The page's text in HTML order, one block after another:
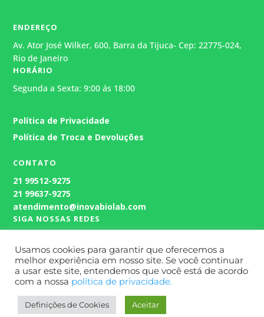
ENDEREÇO
Av. Ator José Wilker, 600, Barra da Tijuca- Cep: 22775-024,
Rio de Janeiro
HORÁRIO
Segunda a Sexta: 9:00 ás 18:00
Política de Privacidade
Política de Troca e Devoluções
CONTATO
21 99512-9275
21 99637-9275
atendimento@inovabiolab.com
SIGA NOSSAS REDES
Geralmente responde em alguns
Site Desenvolvido porWert Comunicação.
Usamos cookies para garantir que oferecemos a
melhor experiência em nosso site. Se você continuar
a usar este site, entendemos que você está de acordo
com a nossa política de privacidade.
Definições de Cookies Aceitar